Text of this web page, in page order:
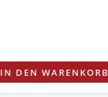
IN DEN WARENKORB